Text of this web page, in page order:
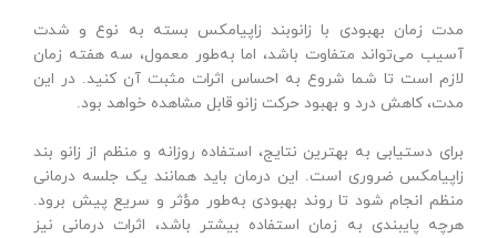
مدت زمان بهبودی با زانوبند زاپیامکس بسته به نوع و شدت
آسیب می‌تواند متفاوت باشد، اما به‌طور معمول، سه هفته زمان
لازم است تا شما شروع به احساس اثرات مثبت آن کنید. در این
مدت، کاهش درد و بهبود حرکت زانو قابل مشاهده خواهد بود.
برای دستیابی به بهترین نتایج، استفاده روزانه و منظم از زانو بند
زاپیامکس ضروری است. این درمان باید همانند یک جلسه درمانی
منظم انجام شود تا روند بهبودی به‌طور مؤثر و سریع پیش برود.
هرچه پایبندی به زمان استفاده بیشتر باشد، اثرات درمانی نیز